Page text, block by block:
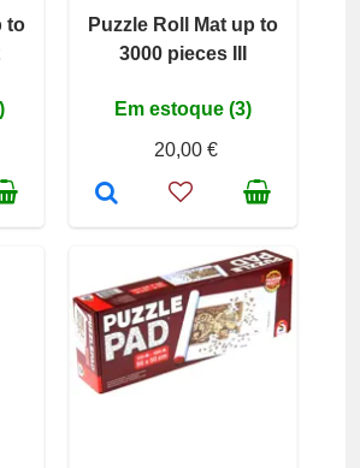
to
Puzzle Roll Mat up to
3000 pieces III
Em estoque (3)
20,00 €